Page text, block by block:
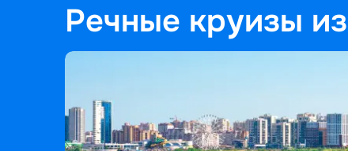
Речные круизы